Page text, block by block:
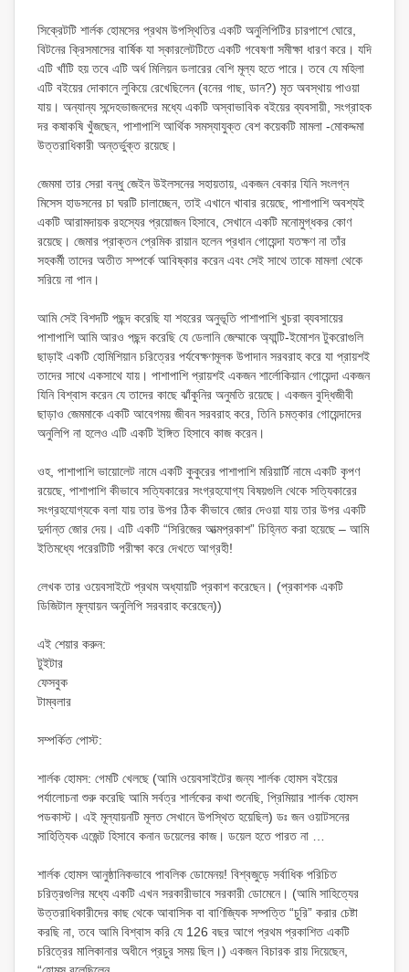
সিক্রেটটি শার্লক হোমসের প্রথম উপস্থিতির একটি অনুলিপিটির চারপাশে ঘোরে,
বিটনের ক্রিসমাসের বার্ষিক যা স্কারলেটটিতে একটি গবেষণা সমীক্ষা ধারণ করে। যদি
এটি খাঁটি হয় তবে এটি অর্ধ মিলিয়ন ডলারের বেশি মূল্য হতে পারে। তবে যে মহিলা
এটি বইয়ের দোকানে লুকিয়ে রেখেছিলেন (বনের গাছ, ডান?) মৃত অবস্থায় পাওয়া
যায়। অন্যান্য সন্দেহভাজনদের মধ্যে একটি অস্বাভাবিক বইয়ের ব্যবসায়ী, সংগ্রাহক
দর কষাকষি খুঁজছেন, পাশাপাশি আর্থিক সমস্যাযুক্ত বেশ কয়েকটি মামলা -মোকদ্দমা
উত্তরাধিকারী অন্তর্ভুক্ত রয়েছে।
জেমমা তার সেরা বন্ধু জেইন উইলসনের সহায়তায়, একজন বেকার যিনি সংলগ্ন
মিসেস হাডসনের চা ঘরটি চালাচ্ছেন, তাই এখানে খাবার রয়েছে, পাশাপাশি অবশ্যই
একটি আরামদায়ক রহস্যের প্রয়োজন হিসাবে, সেখানে একটি মনোমুগ্ধকর কোণ
রয়েছে। জেমার প্রাক্তন প্রেমিক রায়ান হলেন প্রধান গোয়েন্দা যতক্ষণ না তাঁর
সহকর্মী তাদের অতীত সম্পর্কে আবিষ্কার করেন এবং সেই সাথে তাকে মামলা থেকে
সরিয়ে না পান।
আমি সেই বিশদটি পছন্দ করেছি যা শহরের অনুভূতি পাশাপাশি খুচরা ব্যবসায়ের
পাশাপাশি আমি আরও পছন্দ করেছি যে ডেলানি জেম্মাকে অ্যান্টি-ইমোশন টুকরোগুলি
ছাড়াই একটি হোমিশিয়ান চরিত্রের পর্যবেক্ষণমূলক উপাদান সরবরাহ করে যা প্রায়শই
তাদের সাথে একসাথে যায়। পাশাপাশি প্রায়শই একজন শার্লোকিয়ান গোয়েন্দা একজন
যিনি বিশ্বাস করেন যে তাদের কাছে ঝাঁকুনির অনুমতি রয়েছে। একজন বুদ্ধিজীবী
ছাড়াও জেমমাকে একটি আবেগময় জীবন সরবরাহ করে, তিনি চমত্কার গোয়েন্দাদের
অনুলিপি না হলেও এটি একটি ইঙ্গিত হিসাবে কাজ করেন।
ওহ, পাশাপাশি ভায়োলেট নামে একটি কুকুরের পাশাপাশি মরিয়ার্টি নামে একটি কৃপণ
রয়েছে, পাশাপাশি কীভাবে সত্যিকারের সংগ্রহযোগ্য বিষয়গুলি থেকে সত্যিকারের
সংগ্রহযোগ্যকে বলা যায় তার উপর ঠিক কীভাবে জোর দেওয়া যায় তার উপর একটি
দুর্দান্ত জোর দেয়। এটি একটি “সিরিজের আত্মপ্রকাশ” চিহ্নিত করা হয়েছে – আমি
ইতিমধ্যে পরেরটিটি পরীক্ষা করে দেখতে আগ্রহী!
লেখক তার ওয়েবসাইটে প্রথম অধ্যায়টি প্রকাশ করেছেন। (প্রকাশক একটি
ডিজিটাল মূল্যায়ন অনুলিপি সরবরাহ করেছেন))
এই শেয়ার করুন:
টুইটার
ফেসবুক
টাম্বলার
সম্পর্কিত পোস্ট:
শার্লক হোমস: গেমটি খেলছে (আমি ওয়েবসাইটের জন্য শার্লক হোমস বইয়ের
পর্যালোচনা শুরু করেছি আমি সর্বত্র শার্লকের কথা শুনেছি, প্রিমিয়ার শার্লক হোমস
পডকাস্ট। এই মূল্যায়নটি মূলত সেখানে উপস্থিত হয়েছিল) ডঃ জন ওয়াটসনের
সাহিত্যিক এজেন্ট হিসাবে কনান ডয়েলের কাজ। ডয়েল হতে পারত না …
শার্লক হোমস আনুষ্ঠানিকভাবে পাবলিক ডোমেনয়! বিশ্বজুড়ে সর্বাধিক পরিচিত
চরিত্রগুলির মধ্যে একটি এখন সরকারীভাবে সরকারী ডোমেনে। (আমি সাহিত্যের
উত্তরাধিকারীদের কাছ থেকে আবাসিক বা বাণিজ্যিক সম্পত্তি “চুরি” করার চেষ্টা
করছি না, তবে আমি বিশ্বাস করি যে 126 বছর আগে প্রথম প্রকাশিত একটি
চরিত্রের মালিকানার অধীনে প্রচুর সময় ছিল।) একজন বিচারক রায় দিয়েছেন,